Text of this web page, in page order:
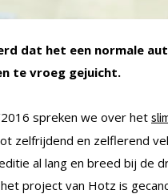
dat het een normale
te vroeg gejuicht.
spreken we over het
zelfrijdend en zelflerend
al lang en breed bij de
project van Hotz is